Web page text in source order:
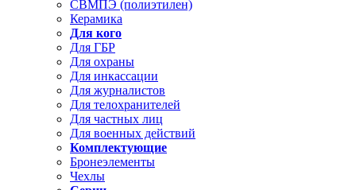
СВМПЭ (полиэтилен)
Керамика
Для кого
Для ГБР
Для охраны
Для инкассации
Для журналистов
Для телохранителей
Для частных лиц
Для военных действий
Комплектующие
Бронеэлементы
Чехлы